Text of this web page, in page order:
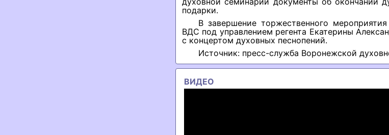
подарки.
В завершение торжественного
ВДС под управлением регента Екатерины
с концертом духовных песнопений.
Источник: пресс-служба Воронежской
ВИДЕО